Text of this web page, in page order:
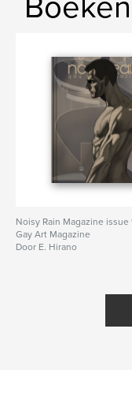
Noisy Rain Magazine issue
Gay Art Magazine
Door E. Hirano